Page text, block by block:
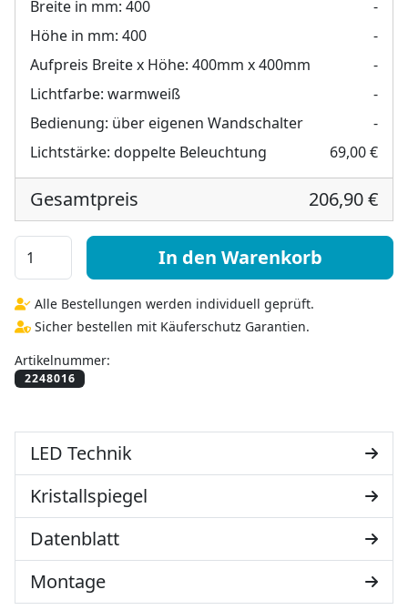
Breite in mm: 400
-
Höhe in mm: 400
-
Aufpreis Breite x Höhe: 400mm x 400mm
-
Lichtfarbe: warmweiß
-
Bedienung: über eigenen Wandschalter
-
Lichtstärke: doppelte Beleuchtung 69,00 €
Gesamtpreis 206,90 €
Wandspiegel bleuchtet mit Skyline Motiv - Italy Menge
In den Warenkorb
Alle Bestellungen werden individuell geprüft.
Sicher bestellen mit Käuferschutz Garantien.
Artikelnummer:
LED Technik
Kristallspiegel
Datenblatt
Montage